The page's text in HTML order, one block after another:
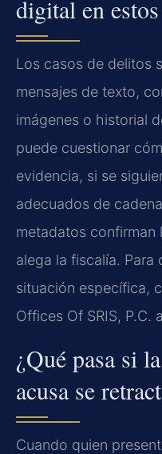
digital en
Los casos de delitos
mensajes de texto,
imágenes o historial
puede cuestionar
evidencia, si se
adecuados de
metadatos confirman
alega la fiscalía. Para
situación específica,
Offices Of SRIS, P.C.
¿Qué pasa si
acusa se
Cuando quien